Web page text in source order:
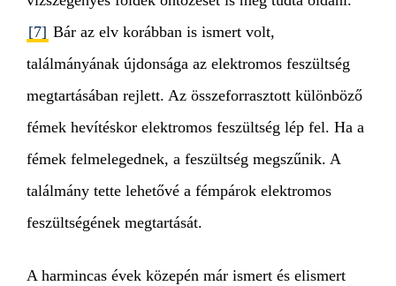
[7] Bár az elv korábban is ismert volt,
találmányának újdonsága az elektromos feszültség
megtartásában rejlett. Az összeforrasztott különböző
fémek hevítéskor elektromos feszültség lép fel. Ha a
fémek felmelegednek, a feszültség megszűnik. A
találmány tette lehetővé a fémpárok elektromos
feszültségének megtartását.
A harmincas évek közepén már ismert és elismert